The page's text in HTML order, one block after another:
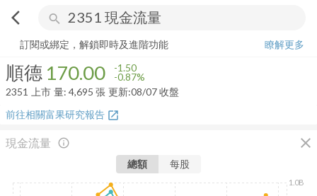
arrow_back_ios search
順德 170.00 -0.87%
訂閱或綁定，解鎖即時及進階功能
瞭解更多
順德 170.00 -1.50
-0.87%
2351
上市 量: 4,695 張 更新:08/07 收盤
前往相關富果研究報告 open_in_new
現金流量 close
info_outline
總額 每股
1.0B